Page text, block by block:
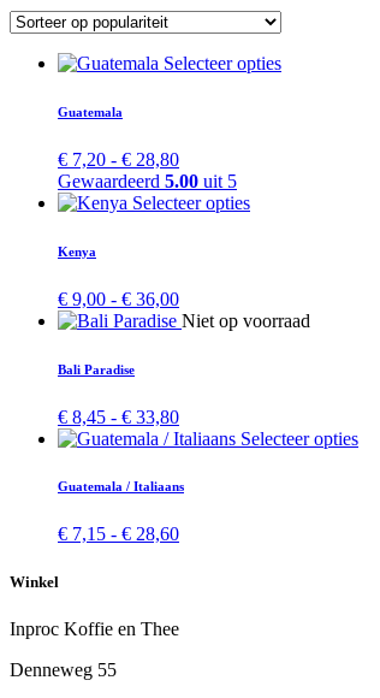
Selecteer optiesDit
productpagina
Guatemala
€ 7,20 - € 28,80Prijsklasse:
€ 7,20
tot
Gewaardeerd 5.00 uit 5
Selecteer optiesDit
optie
de
Kenya
€ 9,00 - € 36,00Prijsklasse:
€ 9,00
Niet op voorraad
Deze
optie
Bali Paradise
€ 8,45 - € 33,80Prijsklasse:
€ 8,45
€ 33,80
Selecteer optiesDit
Guatemala / Italiaans
€ 7,15 - € 28,60Prijsklasse:
Winkel
Inproc Koffie en Thee
Denneweg 55